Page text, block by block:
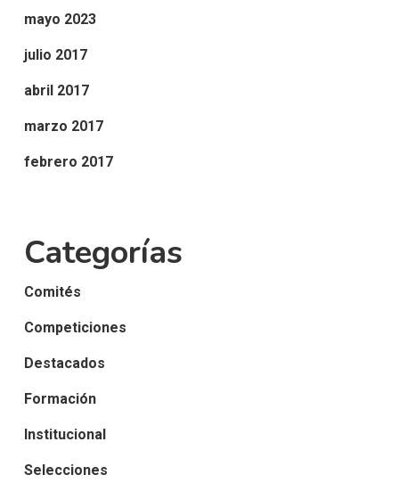
mayo 2023
julio 2017
abril 2017
marzo 2017
febrero 2017
Categorías
Comités
Competiciones
Destacados
Formación
Institucional
Selecciones